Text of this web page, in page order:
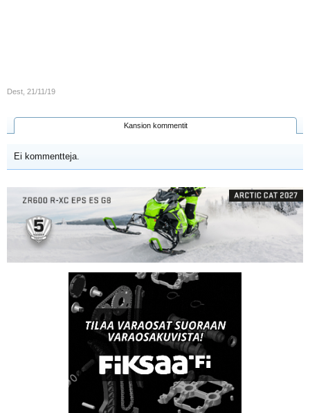
Dest 21/11/19
Kansion kommentit
Ei kommentteja.